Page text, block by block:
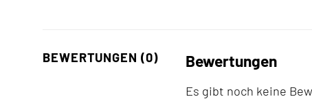
BEWERTUNGEN (0) Bewertungen
Es gibt noch keine